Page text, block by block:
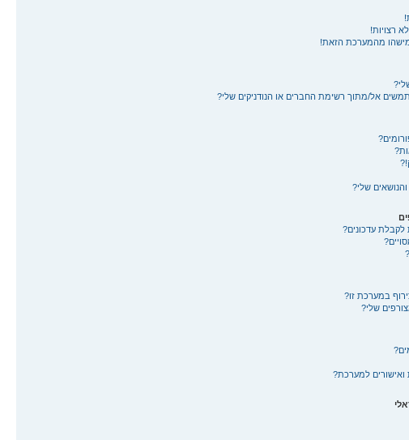
רצויות!
מהמערכת הזאת!
אל/מתוך רשימת החברים או הנודניקים שלי?
שלי?
עדכונים?
במערכת זו?
שלי?
ואישורים למערכת?